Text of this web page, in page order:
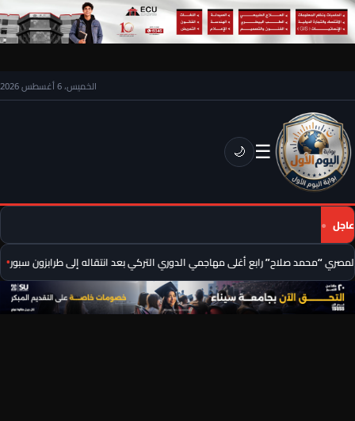
الخميس، 6 أغسطس 2026
☰
🌙
عاجل
“محمد صلاح” رابع أغلى مهاجمي الدوري التركي بعد انتقاله إلى طرابزون سبور